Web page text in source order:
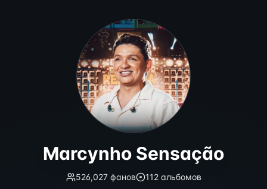
Marcynho Sensação
526,027фанов 112альбомов